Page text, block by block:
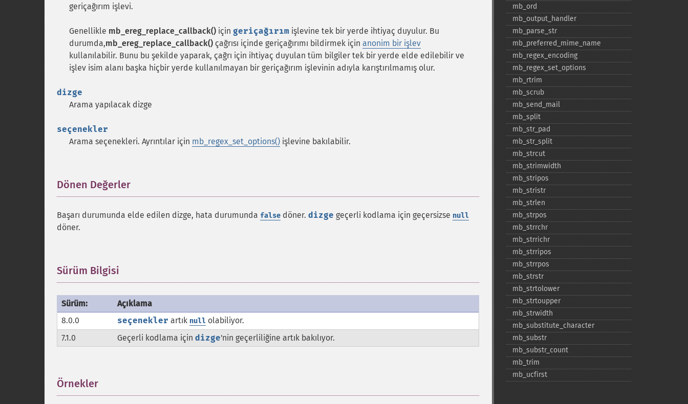
geriçağırım işlevi.
Genellikle mb_ereg_replace_callback() için geriçağırım işlevine tek bir yerde ihtiyaç duyulur. Bu
durumda,mb_ereg_replace_callback() çağrısı içinde geriçağırımı bildirmek için anonim bir işlev
kullanılabilir. Bunu bu şekilde yaparak, çağrı için ihtiyaç duyulan tüm bilgiler tek bir yerde elde edilebilir ve
işlev isim alanı başka hiçbir yerde kullanılmayan bir geriçağırım işlevinin adıyla karıştırılmamış olur.
dizge
Arama yapılacak dizge
seçenekler
Arama seçenekleri. Ayrıntılar için mb_regex_set_options() işlevine bakılabilir.
Dönen Değerler
Başarı durumunda elde edilen dizge, hata durumunda false döner. dizge geçerli kodlama için geçersizse null
döner.
Sürüm Bilgisi
Sürüm:
Açıklama
8.0.0
seçenekler artık null olabiliyor.
7.1.0
Geçerli kodlama için dizge'nin geçerliliğine artık bakılıyor.
Örnekler
mb_​ord
mb_​output_​handler
mb_​parse_​str
mb_​preferred_​mime_​name
mb_​regex_​encoding
mb_​regex_​set_​options
mb_​rtrim
mb_​scrub
mb_​send_​mail
mb_​split
mb_​str_​pad
mb_​str_​split
mb_​strcut
mb_​strimwidth
mb_​stripos
mb_​stristr
mb_​strlen
mb_​strpos
mb_​strrchr
mb_​strrichr
mb_​strripos
mb_​strrpos
mb_​strstr
mb_​strtolower
mb_​strtoupper
mb_​strwidth
mb_​substitute_​character
mb_​substr
mb_​substr_​count
mb_​trim
mb_​ucfirst